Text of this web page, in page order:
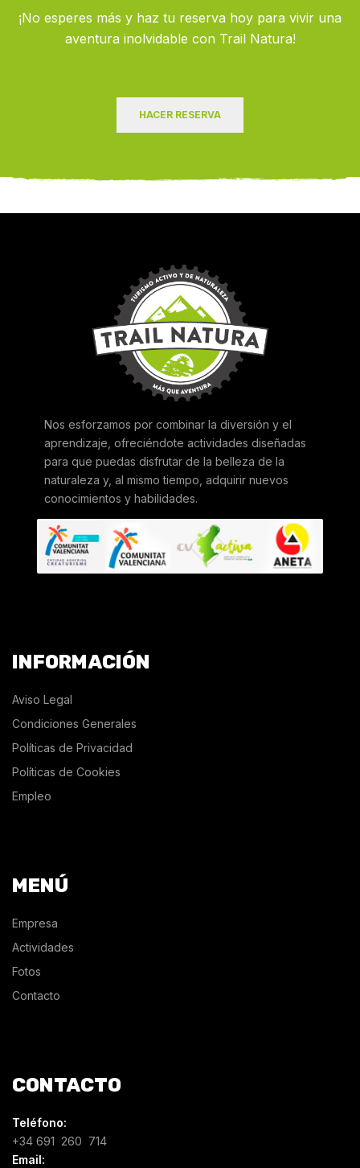
¡No esperes más y haz tu reserva hoy para vivir una
aventura inolvidable con Trail Natura!
HACER RESERVA
Nos esforzamos por combinar la diversión y el
aprendizaje, ofreciéndote actividades diseñadas
para que puedas disfrutar de la belleza de la
naturaleza y, al mismo tiempo, adquirir nuevos
conocimientos y habilidades.
MENÚ
Empresa
Actividades
Fotos
Contacto
INFORMACIÓN
Aviso Legal
Condiciones Generales
Políticas de Privacidad
Políticas de Cookies
Empleo
CONTACTO
Teléfono:
+34 691 260 714
Email: